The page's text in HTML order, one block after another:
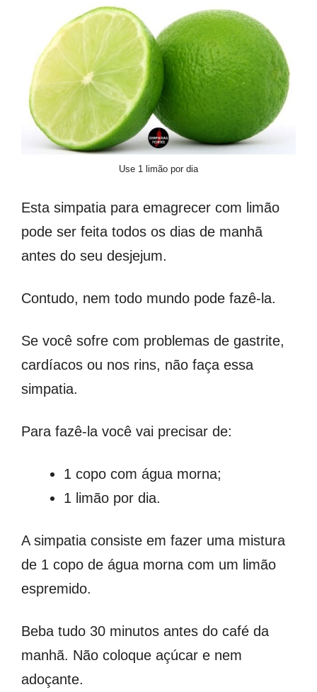
Use 1 limão por dia
Esta simpatia para emagrecer com limão
pode ser feita todos os dias de manhã
antes do seu desjejum.
Contudo, nem todo mundo pode fazê-la.
Se você sofre com problemas de gastrite,
cardíacos ou nos rins, não faça essa
simpatia.
Para fazê-la você vai precisar de:
1 copo com água morna;
1 limão por dia.
A simpatia consiste em fazer uma mistura
de 1 copo de água morna com um limão
espremido.
Beba tudo 30 minutos antes do café da
manhã. Não coloque açúcar e nem
adoçante.